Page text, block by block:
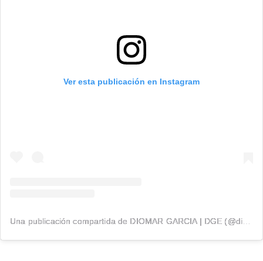
Ver esta publicación en Instagram